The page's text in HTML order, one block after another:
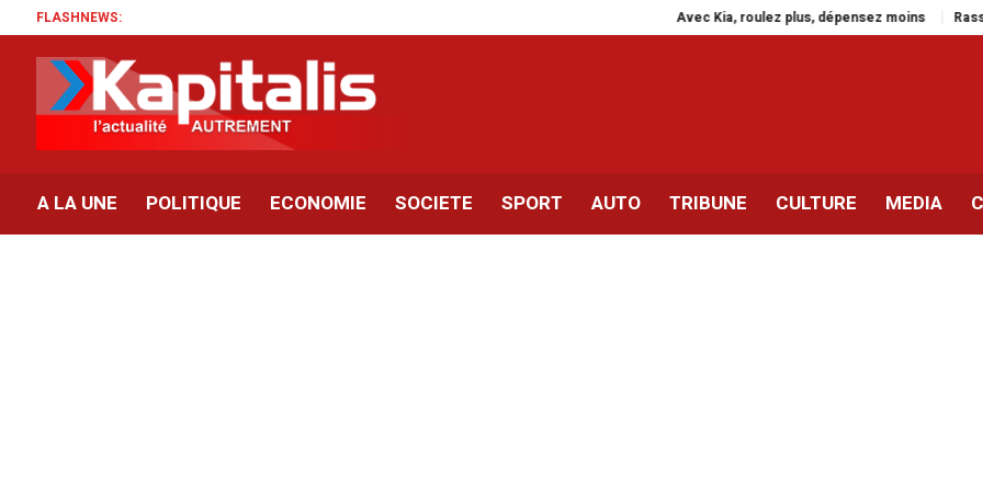
FLASHNEWS: Avec Kia, roulez plus, dépensez moins
A LA UNE POLITIQUE ECONOMIE SOCIETE SPORT AUTO TRIBUNE CULTURE MEDIA